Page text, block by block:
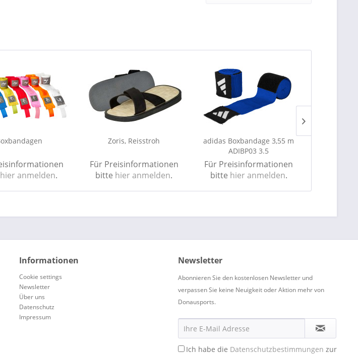
hier anmelden.
Zoris, Reisstroh
Für Preisinformationen
bitte hier anmelden.
adidas Boxbandage 3,55 m
ADIBP03 3.5
Für Preisinformationen
bitte hier anmelden.
Informationen
Cookie settings
Newsletter
Über uns
Datenschutz
Impressum
Newsletter
Abonnieren Sie den kostenlosen Newsletter und
verpassen Sie keine Neuigkeit oder Aktion mehr von
Donausports.
Ich habe die Datenschutzbestimmungen zur